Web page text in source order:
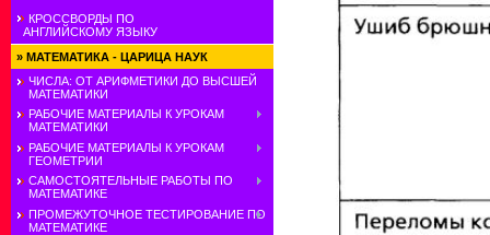
КРОССВОРДЫ ПО
АНГЛИЙСКОМУ ЯЗЫКУ
» МАТЕМАТИКА - ЦАРИЦА НАУК
ЧИСЛА: ОТ АРИФМЕТИКИ ДО ВЫСШЕЙ
МАТЕМАТИКИ
РАБОЧИЕ МАТЕРИАЛЫ К УРОКАМ
МАТЕМАТИКИ
РАБОЧИЕ МАТЕРИАЛЫ К УРОКАМ
ГЕОМЕТРИИ
САМОСТОЯТЕЛЬНЫЕ РАБОТЫ ПО
МАТЕМАТИКЕ
ПРОМЕЖУТОЧНОЕ ТЕСТИРОВАНИЕ ПО
МАТЕМАТИКЕ